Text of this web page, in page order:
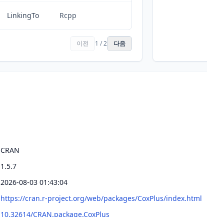
LinkingTo Rcpp
이전 1 / 2 다음
CRAN
1.5.7
2026-08-03 01:43:04
https://cran.r-project.org/web/packages/CoxPlus/index.html
10.32614/CRAN.package.CoxPlus